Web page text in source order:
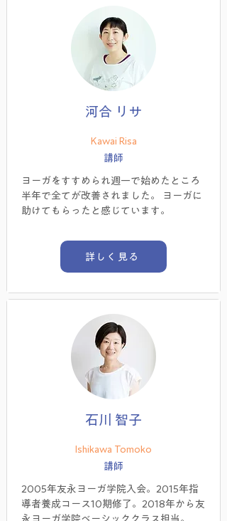
河合 リサ
Kawai Risa
講師
ヨーガをすすめられ週一で始めたところ
半年で全てが改善されました。 ヨーガに
助けてもらったと感じています。
詳しく見る
石川 智子
Ishikawa Tomoko
講師
2005年友永ヨーガ学院入会。2015年指
導者養成コース10期修了。2018年から友
永ヨーガ学院ベーシッククラス担当。